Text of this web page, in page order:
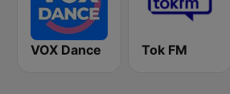
VOX Dance Tok FM